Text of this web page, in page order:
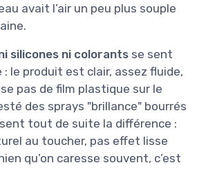
avait l’air un peu plus souple
silicones ni colorants se sent
le produit est clair, assez fluide,
pas de film plastique sur le
des sprays "brillance" bourrés
tout de suite la différence :
au toucher, pas effet lisse
qu’on caresse souvent, c’est